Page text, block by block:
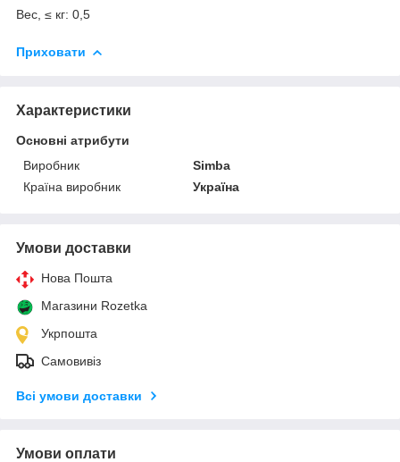
Вес, ≤ кг: 0,5
Приховати
Характеристики
Основні атрибути
Виробник
Sіmba
Країна виробник
Україна
Умови доставки
Нова Пошта
Магазини Rozetka
Укрпошта
Самовивіз
Всі умови доставки
Умови оплати